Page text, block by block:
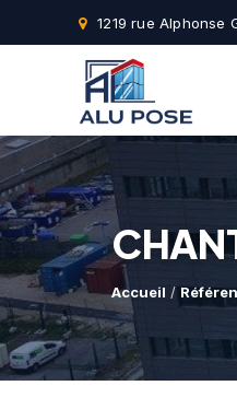
1219 rue Alphonse
Accueil /